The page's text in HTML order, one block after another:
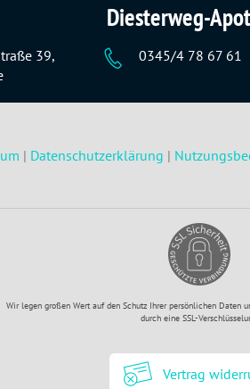
Diesterweg-
39,
0345/4 78 67 61
| Datenschutzerklärung |
Wir legen großen Wert auf den Schutz Ihrer persönlichen Daten
durch eine SSL-
Vertrag